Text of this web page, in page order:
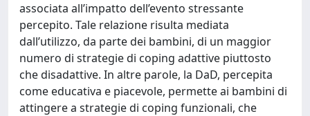
associata all’impatto dell’evento stressante
percepito. Tale relazione risulta mediata
dall’utilizzo, da parte dei bambini, di un maggior
numero di strategie di coping adattive piuttosto
che disadattive. In altre parole, la DaD, percepita
come educativa e piacevole, permette ai bambini di
attingere a strategie di coping funzionali, che